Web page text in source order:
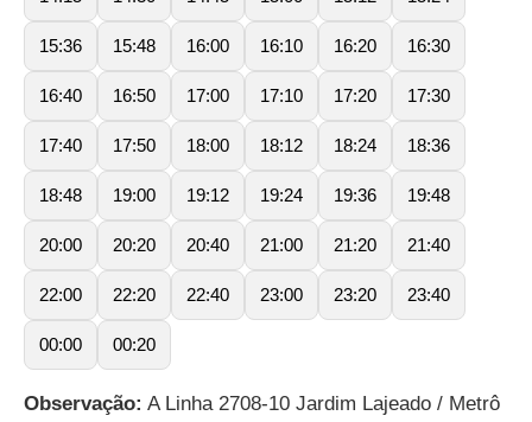
15:36 15:48 16:00 16:10 16:20 16:30
16:40 16:50 17:00 17:10 17:20 17:30
17:40 17:50 18:00 18:12 18:24 18:36
18:48 19:00 19:12 19:24 19:36 19:48
20:00 20:20 20:40 21:00 21:20 21:40
22:00 22:20 22:40 23:00 23:20 23:40
00:00 00:20
Observação: A Linha 2708-10 Jardim Lajeado / Metrô